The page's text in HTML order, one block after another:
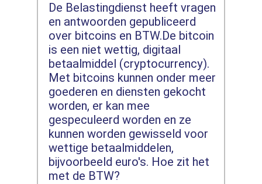
De Belastingdienst heeft vragen
en antwoorden gepubliceerd
over bitcoins en BTW.De bitcoin
is een niet wettig, digitaal
betaalmiddel (cryptocurrency).
Met bitcoins kunnen onder meer
goederen en diensten gekocht
worden, er kan mee
gespeculeerd worden en ze
kunnen worden gewisseld voor
wettige betaalmiddelen,
bijvoorbeeld euro's. Hoe zit het
met de BTW?